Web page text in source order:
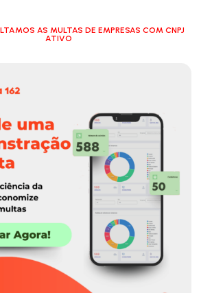
AS MULTAS DE EMPRESAS COM CNPJ
ATIVO